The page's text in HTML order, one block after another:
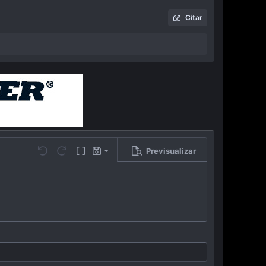
Citar
Undo Redo Toggle BB code
Borradores
Guardar borrador
Previsualizar